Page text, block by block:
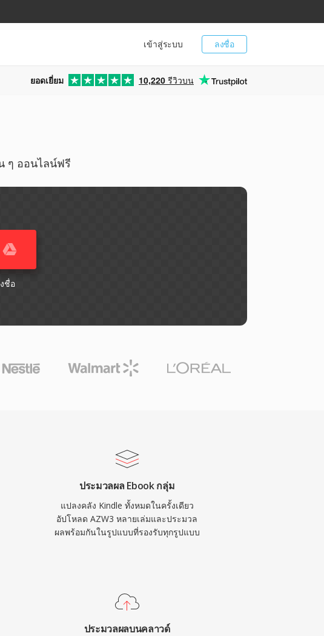
ลงชื่อ
เข้าสู่ระบบ
ยอดเยี่ยม 10,220 รีวิวบน
ๆ ออนไลน์ฟรี
ชื่อ
ประมวลผล Ebook กลุ่ม
แปลงคลัง Kindle ทั้งหมดในครั้งเดียว
อัปโหลด AZW3 หลายเล่มและประมวล
ผลพร้อมกันในรูปแบบที่รองรับทุกรูปแบบ
ประมวลผลบนคลาวด์